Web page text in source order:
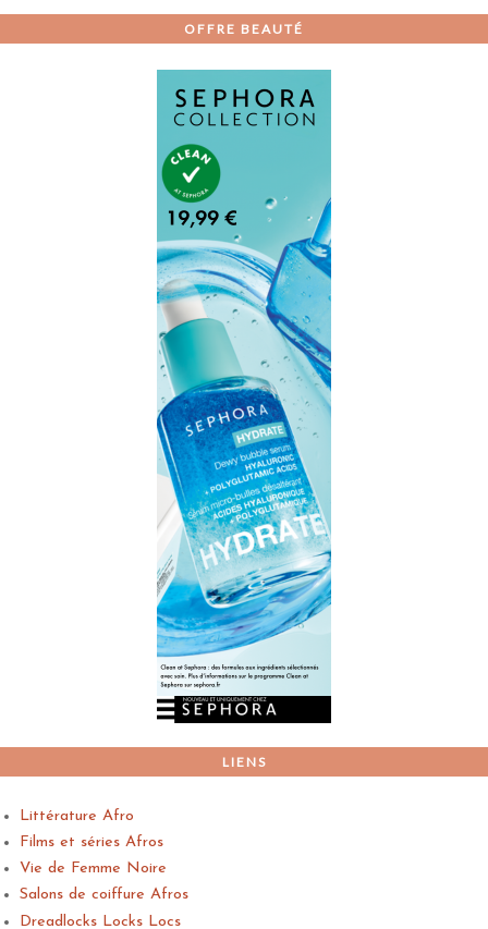
OFFRE BEAUTÉ
LIENS
Littérature Afro
Films et séries Afros
Vie de Femme Noire
Salons de coiffure Afros
Dreadlocks Locks Locs